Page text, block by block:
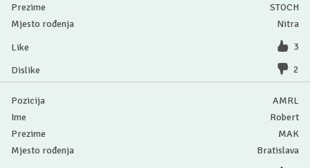
STOCH
Nitra
3
2
AMRL
Robert
MAK
Bratislava